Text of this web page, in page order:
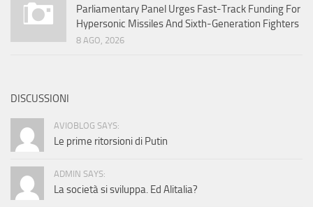
Parliamentary Panel Urges Fast-Track Funding For
Hypersonic Missiles And Sixth-Generation Fighters
8 AGO, 2026
DISCUSSIONI
AVIOBLOG SAYS:
Le prime ritorsioni di Putin
ADMIN SAYS:
La società si sviluppa. Ed Alitalia?